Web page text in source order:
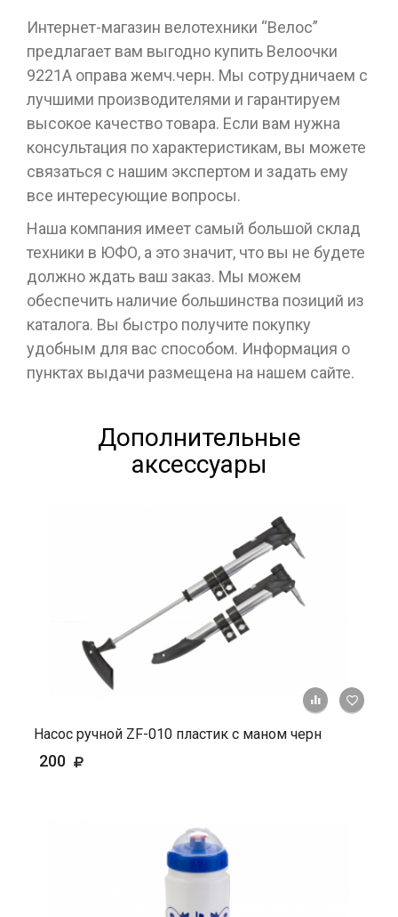
Интернет-магазин велотехники “Велос”
предлагает вам выгодно купить Велоочки
9221А оправа жемч.черн. Мы сотрудничаем с
лучшими производителями и гарантируем
высокое качество товара. Если вам нужна
консультация по характеристикам, вы можете
связаться с нашим экспертом и задать ему
все интересующие вопросы.
Наша компания имеет самый большой склад
техники в ЮФО, а это значит, что вы не будете
должно ждать ваш заказ. Мы можем
обеспечить наличие большинства позиций из
каталога. Вы быстро получите покупку
удобным для вас способом. Информация о
пунктах выдачи размещена на нашем сайте.
Дополнительные
аксессуары
+ К
Насос ручной ZF-010 пластик с маном черн
200